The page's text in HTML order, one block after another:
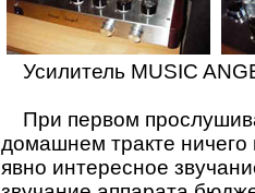
Усилитель MUSIC
При первом
домашнем тракте
явно интересное